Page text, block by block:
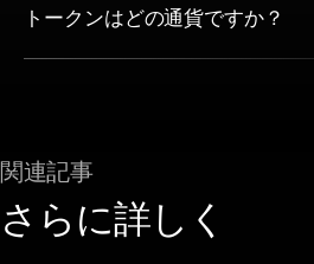
トークンはどの通貨ですか？
関連記事
さらに詳しく